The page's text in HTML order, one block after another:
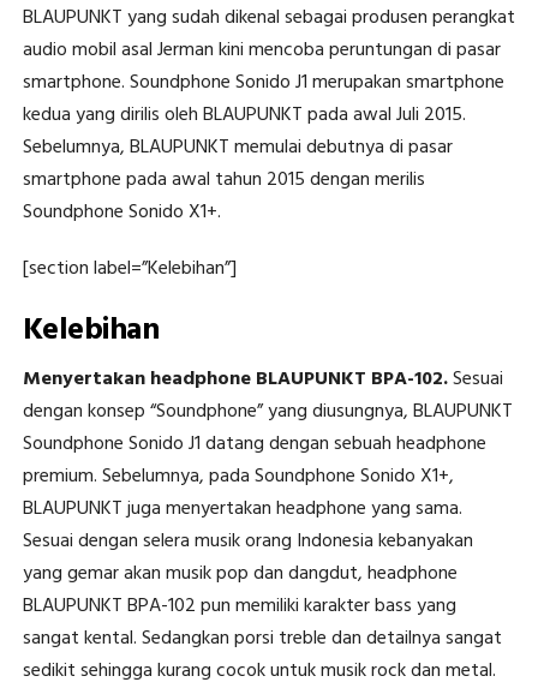
BLAUPUNKT yang sudah dikenal sebagai produsen perangkat
audio mobil asal Jerman kini mencoba peruntungan di pasar
smartphone. Soundphone Sonido J1 merupakan smartphone
kedua yang dirilis oleh BLAUPUNKT pada awal Juli 2015.
Sebelumnya, BLAUPUNKT memulai debutnya di pasar
smartphone pada awal tahun 2015 dengan merilis
Soundphone Sonido X1+.
[section label=”Kelebihan”]
Kelebihan
Menyertakan headphone BLAUPUNKT BPA-102.Sesuai
dengan konsep “Soundphone” yang diusungnya, BLAUPUNKT
Soundphone Sonido J1 datang dengan sebuah headphone
premium. Sebelumnya, pada Soundphone Sonido X1+,
BLAUPUNKT juga menyertakan headphone yang sama.
Sesuai dengan selera musik orang Indonesia kebanyakan
yang gemar akan musik pop dan dangdut, headphone
BLAUPUNKT BPA-102 pun memiliki karakter bass yang
sangat kental. Sedangkan porsi treble dan detailnya sangat
sedikit sehingga kurang cocok untuk musik rock dan metal.